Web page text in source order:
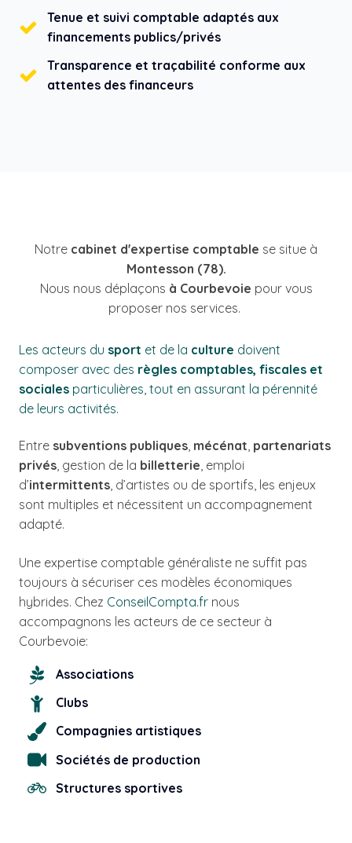
Tenue et suivi comptable adaptés aux
financements publics/privés
Transparence et traçabilité conforme aux
attentes des financeurs
Notre cabinet d'expertise comptable se situe à
Montesson (78).
Nous nous déplaçons à Courbevoie pour vous
proposer nos services.
Les acteurs du sport et de la culture doivent
composer avec des règles comptables, fiscales et
sociales particulières, tout en assurant la pérennité
de leurs activités.
Entre subventions publiques, mécénat, partenariats
privés, gestion de la billetterie, emploi
d’intermittents, d’artistes ou de sportifs, les enjeux
sont multiples et nécessitent un accompagnement
adapté.
Une expertise comptable généraliste ne suffit pas
toujours à sécuriser ces modèles économiques
hybrides. Chez ConseilCompta.fr nous
accompagnons les acteurs de ce secteur à
Courbevoie:
Associations
Clubs
Compagnies artistiques
Sociétés de production
Structures sportives